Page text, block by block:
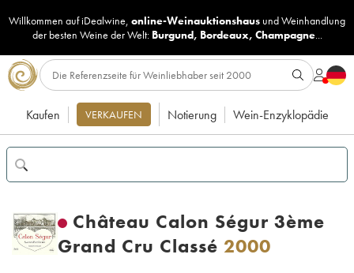
Willkommen auf iDealwine, online-Weinauktionshaus undWeinhandlung
der besten Weine der Welt: Burgund, Bordeaux, Champagne...
Kaufen VERKAUFEN Notierung Wein-Enzyklopädie
Château Calon Ségur 3ème
Grand Cru Classé 2000